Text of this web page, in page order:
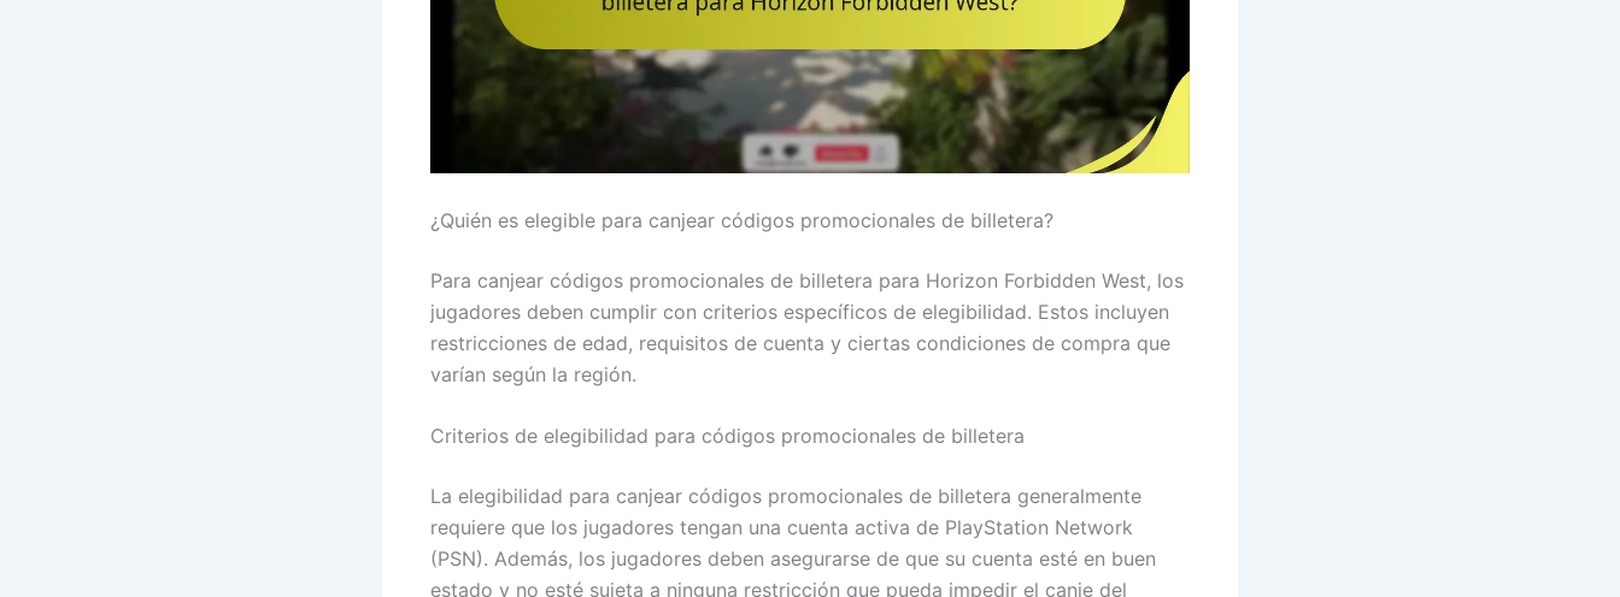
¿Quién es elegible para canjear códigos promocionales de billetera?
Para canjear códigos promocionales de billetera para Horizon Forbidden West, los
jugadores deben cumplir con criterios específicos de elegibilidad. Estos incluyen
restricciones de edad, requisitos de cuenta y ciertas condiciones de compra que
varían según la región.
Criterios de elegibilidad para códigos promocionales de billetera
La elegibilidad para canjear códigos promocionales de billetera generalmente
requiere que los jugadores tengan una cuenta activa de PlayStation Network
(PSN). Además, los jugadores deben asegurarse de que su cuenta esté en buen
estado y no esté sujeta a ninguna restricción que pueda impedir el canje del